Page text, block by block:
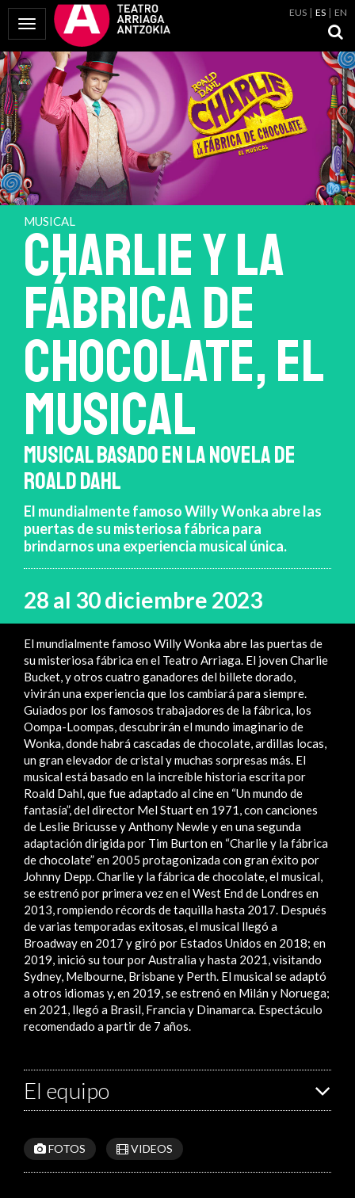
Mostrar Menú
EUS ES EN
MUSICAL
CHARLIE Y LA
FÁBRICA DE
CHOCOLATE, El
musical
MUSICAL BASADO EN LA NOVELA DE
ROALD DAHL
El mundialmente famoso Willy Wonka abre las
puertas de su misteriosa fábrica para
brindarnos una experiencia musical única.
28 al 30 diciembre 2023
El mundialmente famoso Willy Wonka abre las puertas de
su misteriosa fábrica en el Teatro Arriaga. El joven Charlie
Bucket, y otros cuatro ganadores del billete dorado,
vivirán una experiencia que los cambiará para siempre.
Guiados por los famosos trabajadores de la fábrica, los
Oompa-Loompas, descubrirán el mundo imaginario de
Wonka, donde habrá cascadas de chocolate, ardillas locas,
un gran elevador de cristal y muchas sorpresas más. El
musical está basado en la increíble historia escrita por
Roald Dahl, que fue adaptado al cine en “Un mundo de
fantasía”, del director Mel Stuart en 1971, con canciones
de Leslie Bricusse y Anthony Newle y en una segunda
adaptación dirigida por Tim Burton en “Charlie y la fábrica
de chocolate” en 2005 protagonizada con gran éxito por
Johnny Depp. Charlie y la fábrica de chocolate, el musical,
se estrenó por primera vez en el West End de Londres en
2013, rompiendo récords de taquilla hasta 2017. Después
de varias temporadas exitosas, el musical llegó a
Broadway en 2017 y giró por Estados Unidos en 2018; en
2019, inició su tour por Australia y hasta 2021, visitando
Sydney, Melbourne, Brisbane y Perth. El musical se adaptó
a otros idiomas y, en 2019, se estrenó en Milán y Noruega;
en 2021, llegó a Brasil, Francia y Dinamarca. Espectáculo
recomendado a partir de 7 años.
El equipo
FOTOS VIDEOS